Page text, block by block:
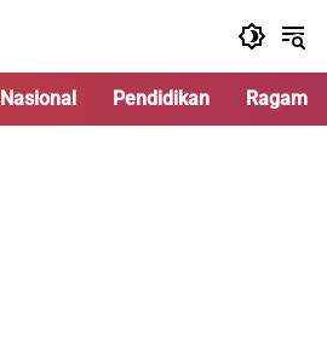
Nasional Pendidikan Ragam